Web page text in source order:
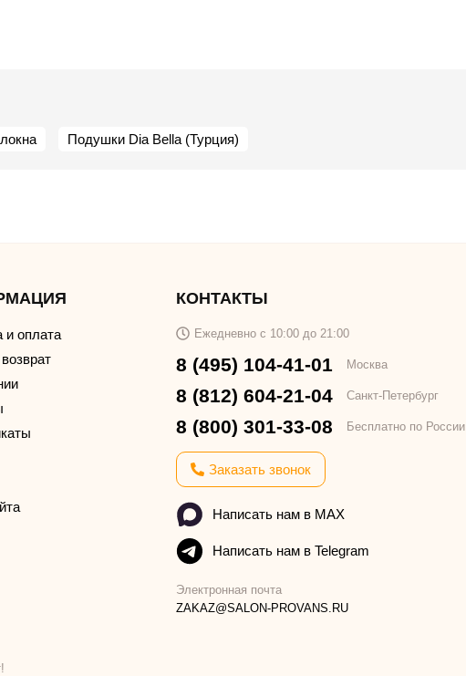
Подушки Dia Bella (Турция)
и оплата
КОНТАКТЫ
Ежедневно с 10:00 до 21:00
8 (495) 104-41-01 Москва
8 (812) 604-21-04 Санкт-Петербург
8 (800) 301-33-08 Бесплатно по России
Заказать звонок
Написать нам в MAX
Написать нам в Telegram
Электронная почта
ZAKAZ@SALON-PROVANS.RU